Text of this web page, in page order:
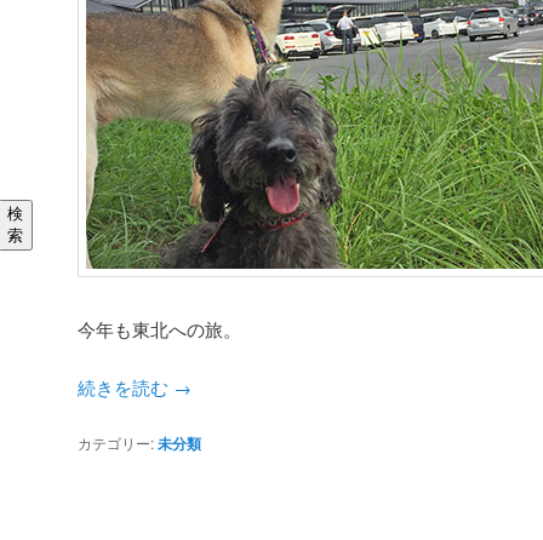
今年も東北への旅。
続きを読む →
カテゴリー:未分類
検
索